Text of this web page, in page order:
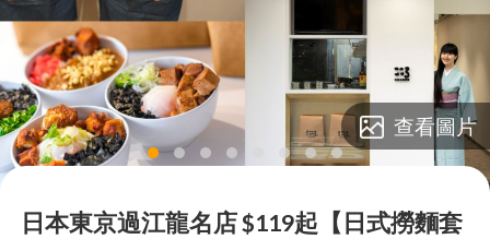
lens lens lens lens lens lens lens
查看圖片
日本東京過江龍名店 $119起【日式撈麵套